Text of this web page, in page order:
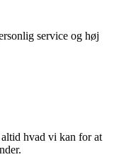
service og høj
hvad vi kan for at